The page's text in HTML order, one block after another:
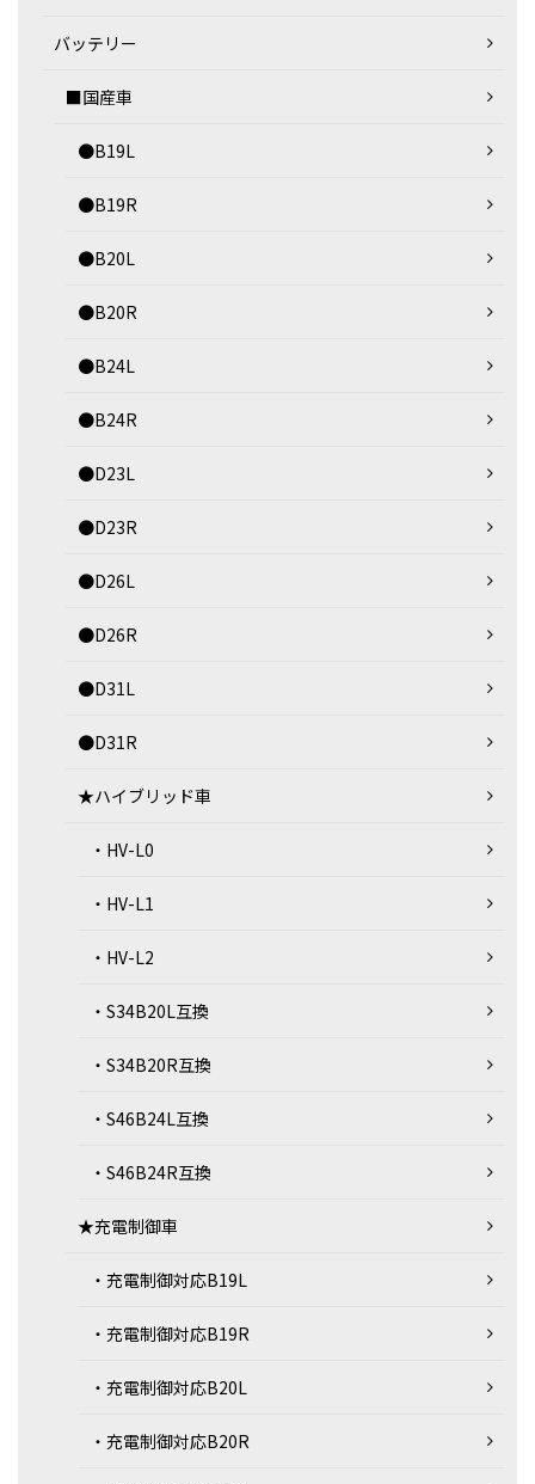
バッテリー
■国産車
●B19L
●B19R
●B20L
●B20R
●B24L
●B24R
●D23L
●D23R
●D26L
●D26R
●D31L
●D31R
★ハイブリッド車
・HV-L0
・HV-L1
・HV-L2
・S34B20L互換
・S34B20R互換
・S46B24L互換
・S46B24R互換
★充電制御車
・充電制御対応B19L
・充電制御対応B19R
・充電制御対応B20L
・充電制御対応B20R